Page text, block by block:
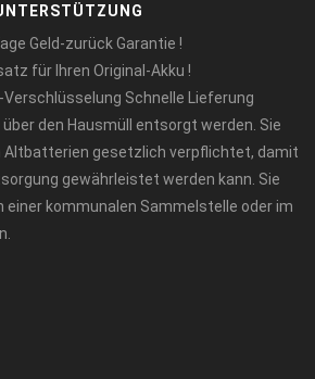
Geld-zurück Garantie !
für Ihren Original-Akku !
Verschlüsselung Schnelle Lieferung
den Hausmüll entsorgt werden. Sie
Altbatterien gesetzlich verpflichtet, damit
gewährleistet werden kann. Sie
einer kommunalen Sammelstelle oder im